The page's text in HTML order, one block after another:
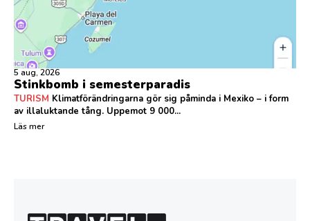
5 aug, 2026
Stinkbomb i semesterparadis
TURISM Klimatförändringarna gör sig påminda i Mexiko – i form
av illaluktande tång. Uppemot 9 000...
Läs mer